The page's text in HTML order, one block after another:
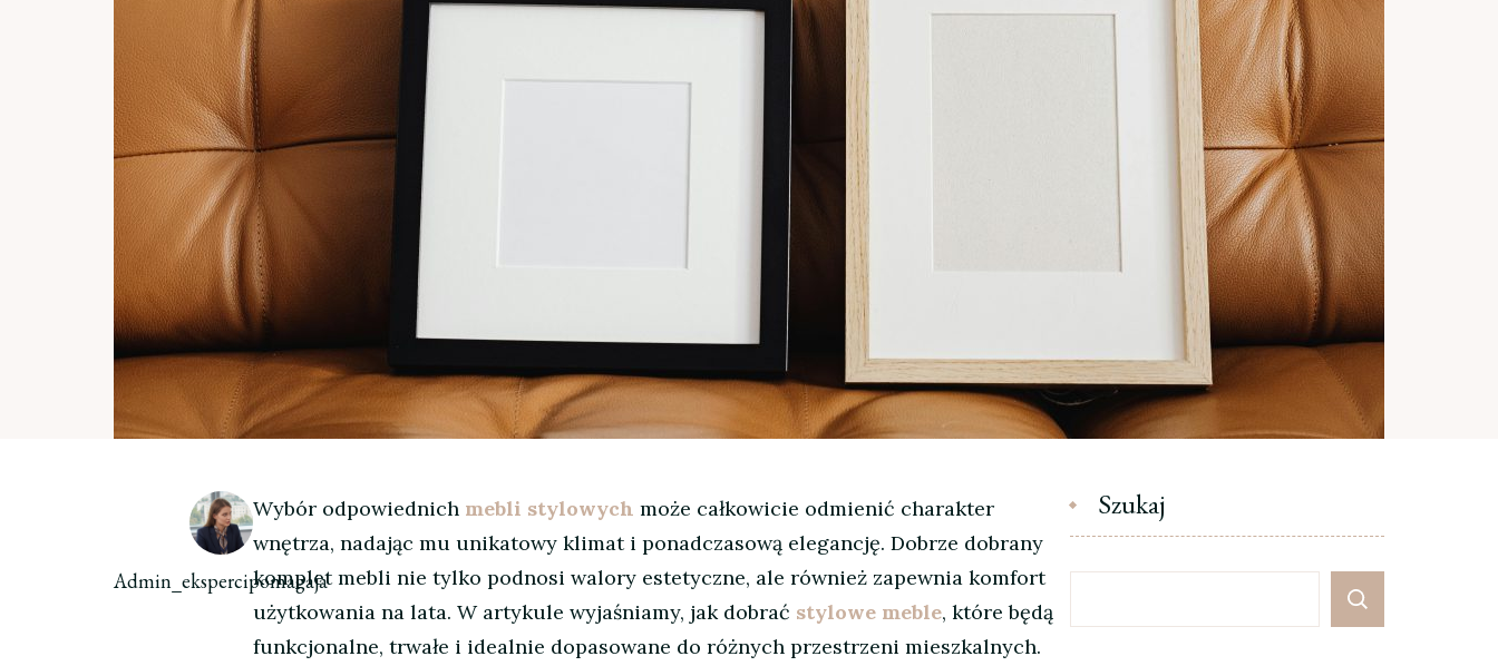
Admin_ekspercipomagaja
Wybór odpowiednich mebli stylowych może całkowicie odmienić charakter
wnętrza, nadając mu unikatowy klimat i ponadczasową elegancję. Dobrze dobrany
komplet mebli nie tylko podnosi walory estetyczne, ale również zapewnia komfort
użytkowania na lata. W artykule wyjaśniamy, jak dobrać stylowe meble, które będą
funkcjonalne, trwałe i idealnie dopasowane do różnych przestrzeni mieszkalnych.
Szukaj